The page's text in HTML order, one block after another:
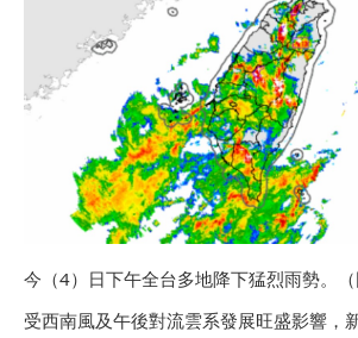
今（4）日下午全台多地降下猛烈雨勢。（
受西南風及午後對流雲系發展旺盛影響，